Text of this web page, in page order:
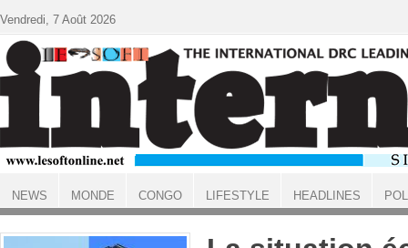
ACCUEIL
Vendredi, 7 Août 2026
NEWS MONDE CONGO LIFESTYLE HEADLINES